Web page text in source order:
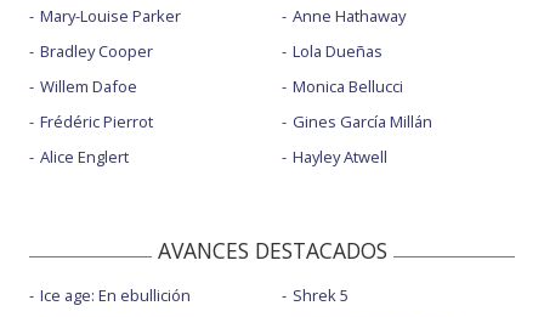
Mary-Louise Parker
Bradley Cooper
Willem Dafoe
Frédéric Pierrot
Alice Englert
Anne Hathaway
Lola Dueñas
Monica Bellucci
Gines García Millán
Hayley Atwell
AVANCES DESTACADOS
Ice age: En ebullición
Shrek 5